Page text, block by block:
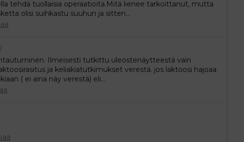
tehdä tuollaisia operaatioita.Mitä lienee tarkoittanut, mutta
olisi suihkastu suuhun ja sitten...
Ilmeisesti tutkittu uleostenäytteestä vain
ja keliakiatutkimukset verestä. jos laktoosi hajoaa
( ei aina näy verestä) eli...